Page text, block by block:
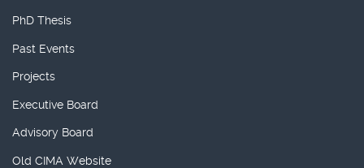
PhD Thesis
Past Events
Projects
Executive Board
Advisory Board
Old CIMA Website